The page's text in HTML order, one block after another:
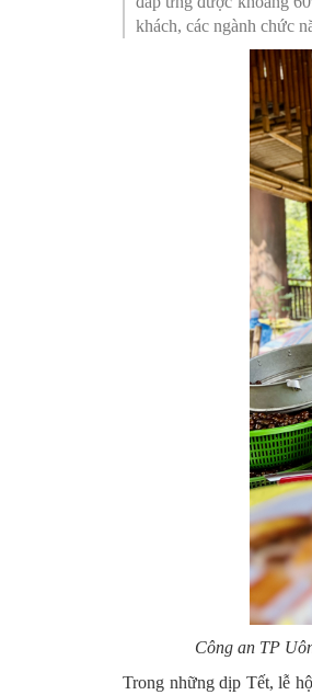
khách, các ngành chức
Công an TP
Trong những dịp Tết, lễ